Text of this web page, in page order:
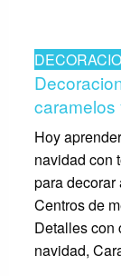
caramelos
Hoy
navidad con
para decorar
Centros de
Detalles con
navidad,